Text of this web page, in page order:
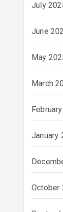
July
June
May
March
January
October